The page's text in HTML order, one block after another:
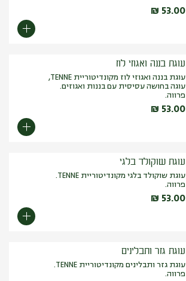
₪ 53.00
עוגת בננה ואגוזי לוז
עוגת בננה ואגוזי לוז מקונדיטוריית TENNE,
עוגה בחושה עסיסית עם בננות ואגוזים.
פרווה.
₪ 53.00
עוגת שוקולד בלגי
עוגת שוקולד בלגי מקונדיטוריית TENNE.
פרווה.
₪ 53.00
עוגת גזר ותבלינים
עוגת גזר ותבלינים מקונדיטוריית TENNE.
פרווה.